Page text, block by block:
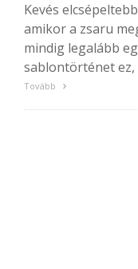
Kevés
amikor a zsaru
mindig legalább
sablontörténet ez,
Tovább